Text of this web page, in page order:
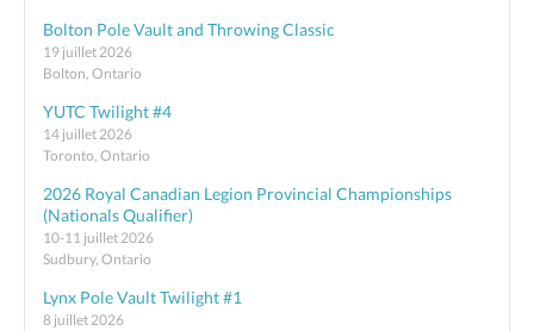
Bolton Pole Vault and Throwing Classic
19 juillet 2026
Bolton, Ontario
YUTC Twilight #4
14 juillet 2026
Toronto, Ontario
2026 Royal Canadian Legion Provincial Championships
(Nationals Qualifier)
10-11 juillet 2026
Sudbury, Ontario
Lynx Pole Vault Twilight #1
8 juillet 2026